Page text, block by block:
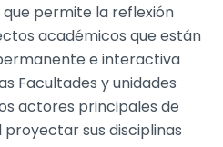
que permite la reflexión
académicos que están
e interactiva
Facultades y unidades
actores principales de
sus disciplinas